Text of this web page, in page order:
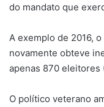
do mandato que
A exemplo de 2016,
novamente obteve
apenas 870 eleitores
O político veterano